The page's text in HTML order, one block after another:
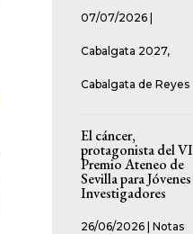
07/07/2026
Cabalgata 2027,
Cabalgata de Reyes
El cáncer,
protagonista del VI
Premio Ateneo de
Sevilla para Jóvenes
Investigadores
26/06/2026 |Notas